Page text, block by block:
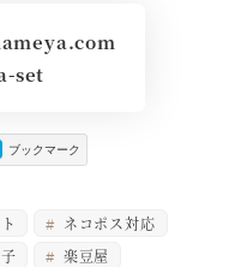
set
ブックマーク
ネコポス対応
楽豆屋